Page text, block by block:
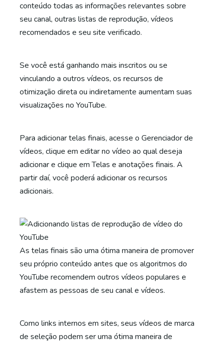
conteúdo todas as informações relevantes sobre
seu canal, outras listas de reprodução, vídeos
recomendados e seu site verificado.
Se você está ganhando mais inscritos ou se
vinculando a outros vídeos, os recursos de
otimização direta ou indiretamente aumentam suas
visualizações no YouTube.
Para adicionar telas finais, acesse o Gerenciador de
vídeos, clique em editar no vídeo ao qual deseja
adicionar e clique em Telas e anotações finais. A
partir daí, você poderá adicionar os recursos
adicionais.
As telas finais são uma ótima maneira de promover
seu próprio conteúdo antes que os algoritmos do
YouTube recomendem outros vídeos populares e
afastem as pessoas de seu canal e vídeos.
Como links internos em sites, seus vídeos de marca
de seleção podem ser uma ótima maneira de